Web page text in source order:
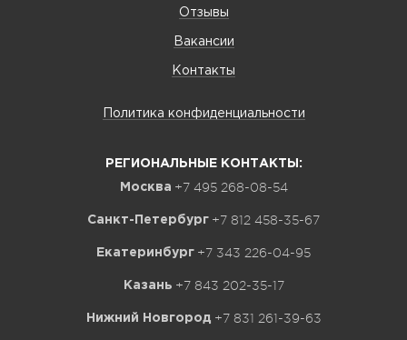
Отзывы
Вакансии
Контакты
Политика конфиденциальности
РЕГИОНАЛЬНЫЕ КОНТАКТЫ:
Москва +7 495 268-08-54
Санкт-Петербург +7 812 458-35-67
Екатеринбург +7 343 226-04-95
Казань +7 843 202-35-17
Нижний Новгород +7 831 261-39-63